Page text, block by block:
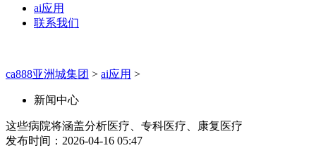
ai应用
联系我们
ca888亚洲城集团 > ai应用 >
新闻中心
这些病院将涵盖分析医疗、专科医疗、康复医疗
发布时间：2026-04-16 05:47